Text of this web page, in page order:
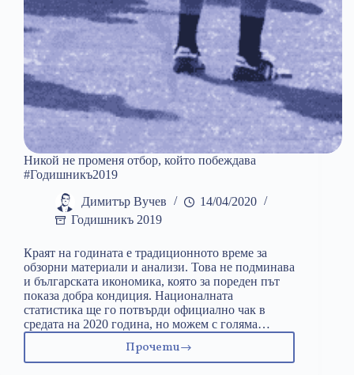
Никой не променя отбор, който побеждава
#Годишникъ2019
Димитър Вучев
14/04/2020
Годишникъ 2019
Краят на годината е традиционното време за
обзорни материали и анализи. Това не подминава
и българската икономика, която за пореден път
показа добра кондиция. Националната
статистика ще го потвърди официално чак в
средата на 2020 година, но можем с голяма…
Прочети
Никой